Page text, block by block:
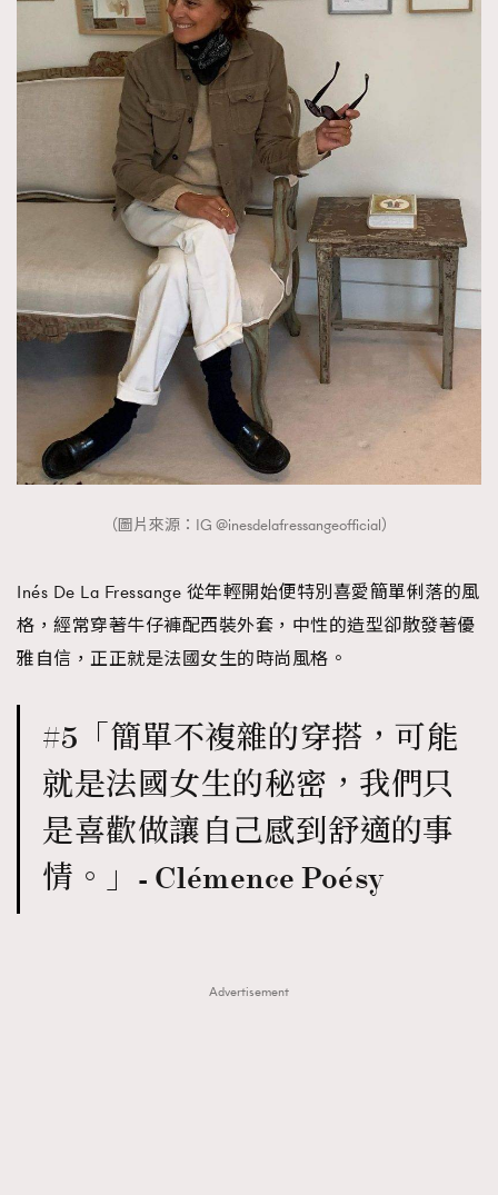
（圖片來源：IG @inesdelafressangeofficial）
Inés De La Fressange 從年輕開始便特別喜愛簡單俐落的風
格，經常穿著牛仔褲配西裝外套，中性的造型卻散發著優
雅自信，正正就是法國女生的時尚風格。
#5「簡單不複雜的穿搭，可能
就是法國女生的秘密，我們只
是喜歡做讓自己感到舒適的事
情。」- Clémence Poésy
Advertisement